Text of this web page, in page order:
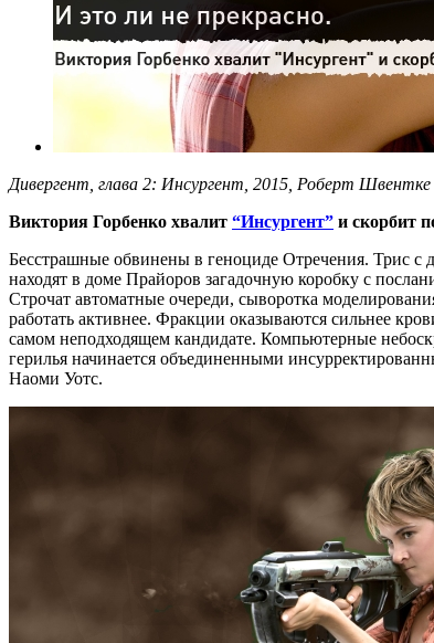
Дивергент, глава 2: Инсургент, 2015, Роберт Швентке
Виктория Горбенко хвалит “Инсургент” и скорбит
Бесстрашные обвинены в геноциде Отречения. Трис с
находят в доме Прайоров загадочную коробку с
Строчат автоматные очереди, сыворотка
работать активнее. Фракции оказываются сильнее
самом неподходящем кандидате. Компьютерные
герилья начинается объединенными
Наоми Уотс.